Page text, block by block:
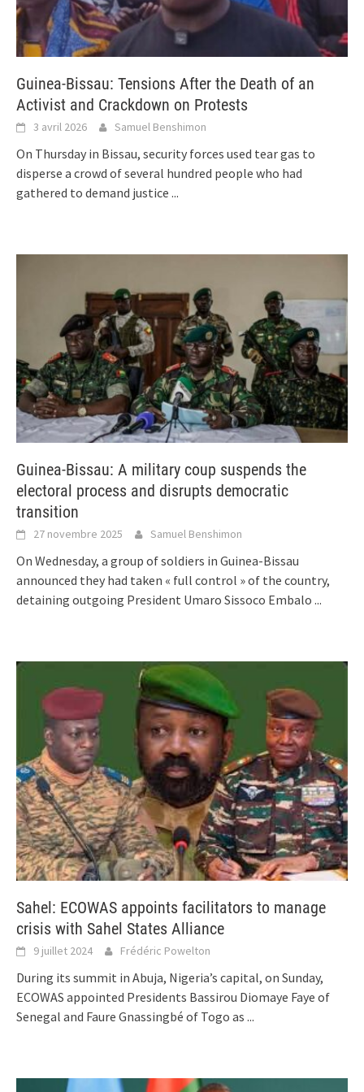
Guinea-Bissau: Tensions After the Death of an
Activist and Crackdown on Protests
3 avril 2026 Samuel Benshimon
On Thursday in Bissau, security forces used tear gas to
disperse a crowd of several hundred people who had
gathered to demand justice ...
Guinea-Bissau: A military coup suspends the
electoral process and disrupts democratic
transition
27 novembre 2025 Samuel Benshimon
On Wednesday, a group of soldiers in Guinea-Bissau
announced they had taken « full control » of the country,
detaining outgoing President Umaro Sissoco Embalo ...
Sahel: ECOWAS appoints facilitators to manage
crisis with Sahel States Alliance
9 juillet 2024 Frédéric Powelton
During its summit in Abuja, Nigeria’s capital, on Sunday,
ECOWAS appointed Presidents Bassirou Diomaye Faye of
Senegal and Faure Gnassingbé of Togo as ...